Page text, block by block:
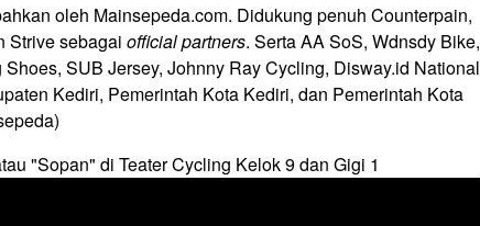
oleh Mainsepeda.com. Didukung penuh Counterpain,
Strive sebagai official partners. Serta AA SoS, Wdnsdy Bike,
SUB Jersey, Johnny Ray Cycling, Disway.id National
Kediri, Pemerintah Kota Kediri, dan Pemerintah Kota
"Sopan" di Teater Cycling Kelok 9 dan Gigi 1